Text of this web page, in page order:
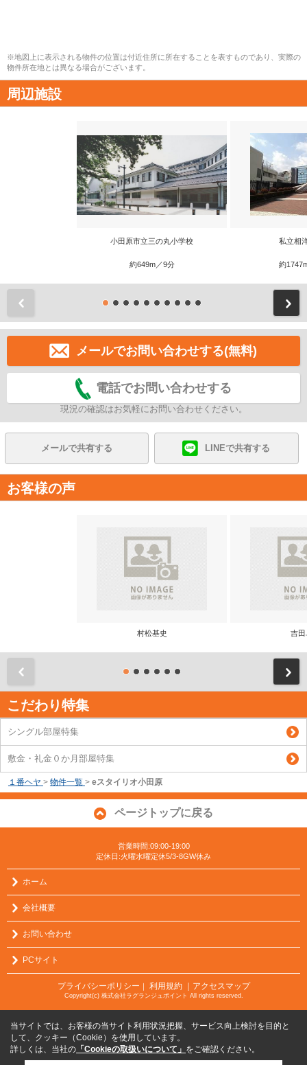
※地図上に表示される物件の位置は付近住所に所在することを表すものであり、実際の
物件所在地とは異なる場合がございます。
周辺施設
小田原市立三の丸小学校
約649m／9分
私立相
約
メールでお問い合わせする(無料)
電話でお問い合わせする
現況の確認はお気軽にお問い合わせください。
メールで共有する LINEで共有する
お客様の声
村松基史 吉田
こだわり特集
シングル部屋特集
敷金・礼金０か月部屋特集
１番ヘヤ > 物件一覧 > eスタイリオ小田原
ページトップに戻る
営業時間:09:00-19:00
定休日:火曜水曜定休5/3-8GW休み
ホーム
会社概要
お問い合わせ
PCサイト
プライバシーポリシー 利用規約 ｜アクセスマップ
Copyright(c) 株式会社ラグランジュポイント All rights reserved.
当サイトでは、お客様の当サイト利用状況把握、サービス向上検討を目的と
して、クッキー（Cookie）を使用しています。
詳しくは、当社の 「Cookieの取扱いについて」 をご確認ください。